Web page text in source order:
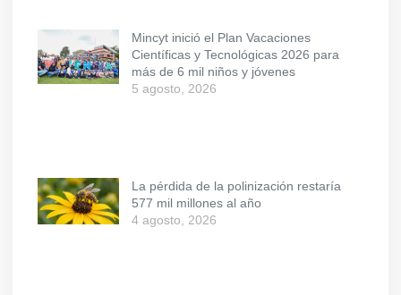
Mincyt inició el Plan Vacaciones
Científicas y Tecnológicas 2026 para
más de 6 mil niños y jóvenes
5 agosto, 2026
La pérdida de la polinización restaría
577 mil millones al año
4 agosto, 2026